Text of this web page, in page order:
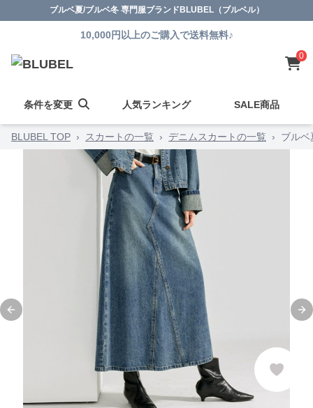
ブルベ夏/ブルベ冬 専門服ブランドBLUBEL（ブルベル）
10,000円以上のご購入で送料無料♪
0
条件を変更 人気ランキング SALE商品
BLUBEL TOP › スカートの一覧 › デニムスカートの一覧 › ブル
Previous slide